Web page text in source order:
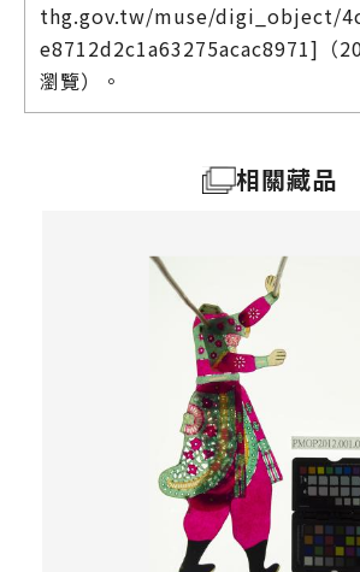
thg.gov.tw/muse/digi_object/
e8712d2c1a63275acac8971]（
瀏覽）。
相關藏品